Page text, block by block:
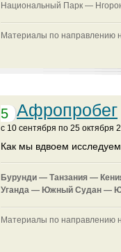
Национальный Парк —
Материалы по направлению
Афропробег
5
c 10 сентября по 25 октября
Как мы вдвоем
Бурунди — Танзания —
Уганда — Южный Судан —
Материалы по направлению